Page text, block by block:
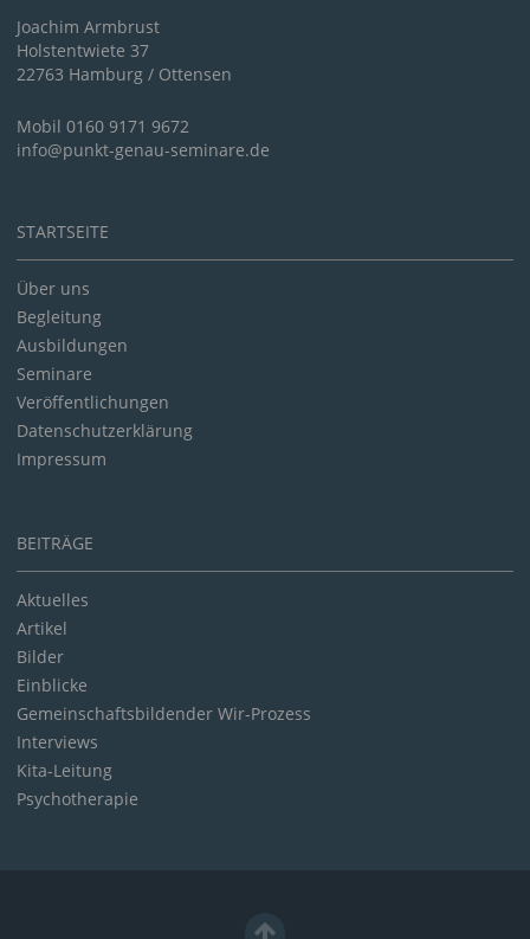
Joachim Armbrust
Holstentwiete 37
22763 Hamburg / Ottensen
Mobil 0160 9171 9672
info@punkt-genau-seminare.de
STARTSEITE
Über uns
Begleitung
Ausbildungen
Seminare
Veröffentlichungen
Datenschutzerklärung
Impressum
BEITRÄGE
Aktuelles
Artikel
Bilder
Einblicke
Gemeinschaftsbildender Wir-Prozess
Interviews
Kita-Leitung
Psychotherapie